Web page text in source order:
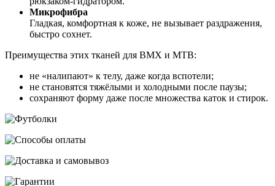
Микрофибра
Гладкая, комфортная к коже, не вызывает раздражения,
быстро сохнет.
Преимущества этих тканей для BMX и MTB:
не «налипают» к телу, даже когда вспотели;
не становятся тяжёлыми и холодными после паузы;
сохраняют форму даже после множества каток и стирок.